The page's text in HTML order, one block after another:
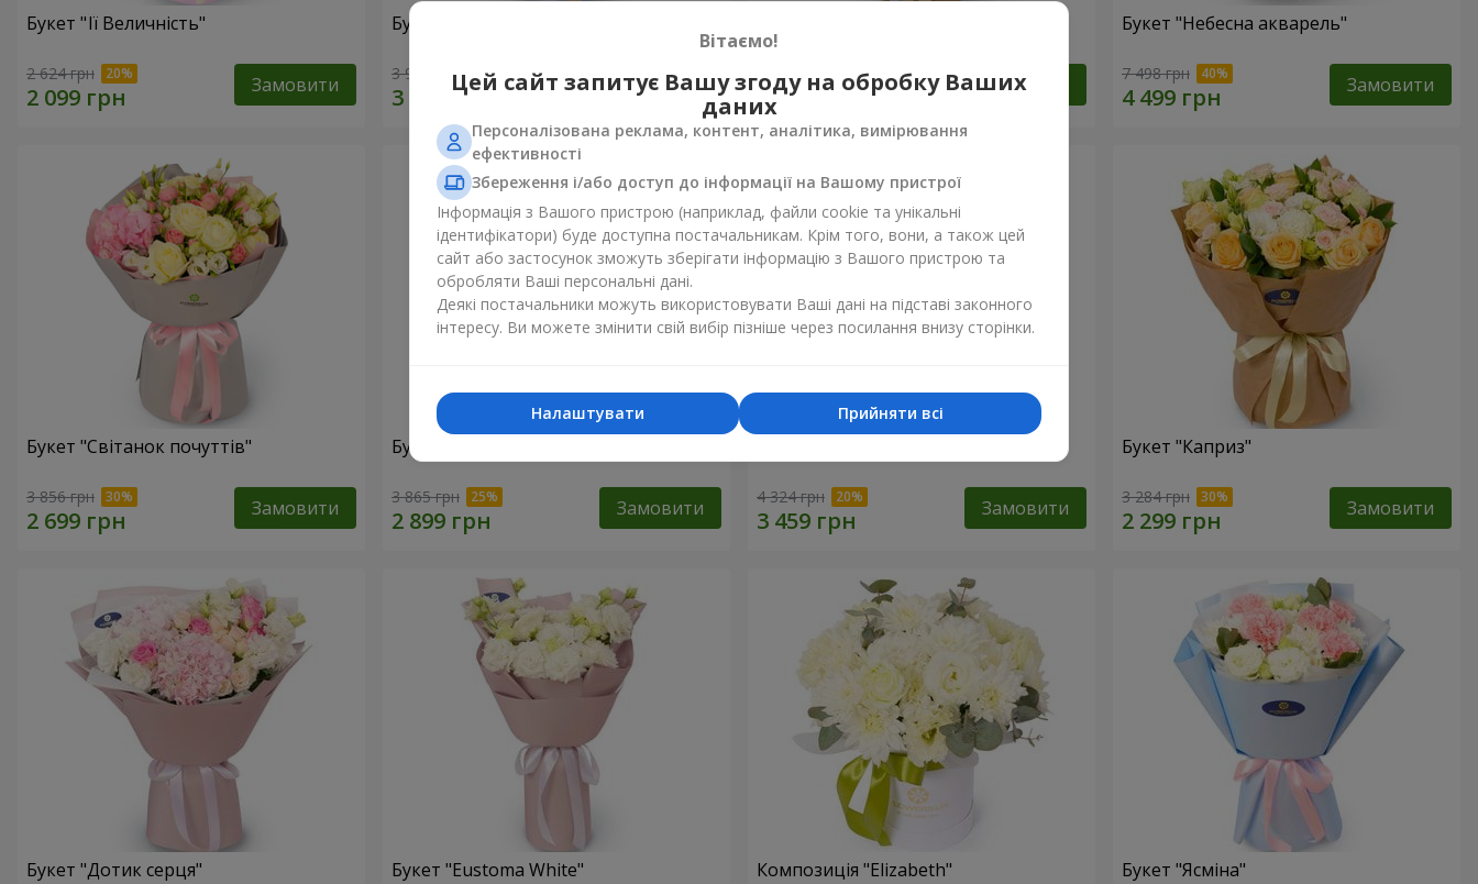
Букет "Її Величність"
2 624 грн Замовити
Букет "Аріана"
3 952 грн Замовити 2 999 грн Замовити
Букет "Небесна акварель"
7 498 грн Замовити
Букет "Світанок почуттів"
3 856 грн Замовити
Букет "Cаvalli"
3 865 грн Замовити 4 324 грн Замовити
Букет "Каприз"
3 284 грн Замовити
Букет "Дотик серця" Букет "Eustoma White" Композиція "Elizabeth" Букет "Ясміна"
Вітаємо!
Цей сайт запитує Вашу згоду на обробку Ваших
даних
Персоналізована реклама, контент, аналітика, вимірювання
ефективності
Збереження і/або доступ до інформації на Вашому пристрої
Інформація з Вашого пристрою (наприклад, файли cookie та унікальні
ідентифікатори) буде доступна постачальникам. Крім того, вони, а також цей
сайт або застосунок зможуть зберігати інформацію з Вашого пристрою та
обробляти Ваші персональні дані.
Деякі постачальники можуть використовувати Ваші дані на підставі законного
інтересу. Ви можете змінити свій вибір пізніше через посилання внизу сторінки.
Прийняти всі
Налаштувати